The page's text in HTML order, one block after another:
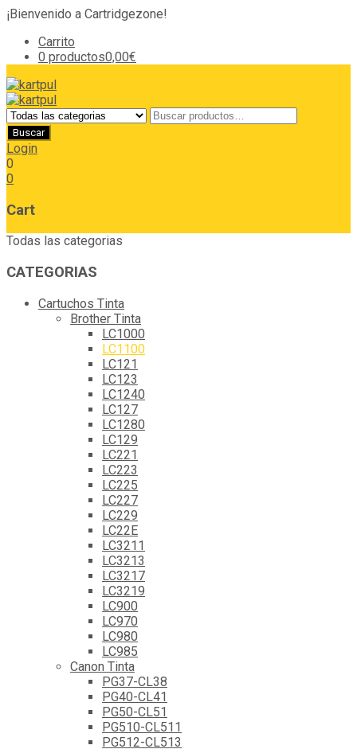
¡Bienvenido a Cartridgezone!
Carrito
0 productos0,00€
Login
0
0
Cart
Todas las categorias
CATEGORIAS
Cartuchos Tinta
Brother Tinta
LC1000
LC1100
LC121
LC123
LC1240
LC127
LC1280
LC129
LC221
LC223
LC225
LC227
LC229
LC22E
LC3211
LC3213
LC3217
LC3219
LC900
LC970
LC980
LC985
Canon Tinta
PG37-CL38
PG40-CL41
PG50-CL51
PG510-CL511
PG512-CL513